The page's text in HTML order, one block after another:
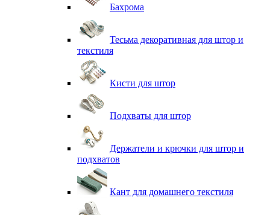
Бахрома
Тесьма декоративная для штор и
текстиля
Кисти для штор
Подхваты для штор
Держатели и крючки для штор и
подхватов
Кант для домашнего текстиля